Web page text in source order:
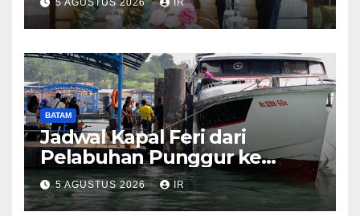
5 AGUSTUS 2026 IR
BATAM
Jadwal Kapal Feri dari
Pelabuhan Punggur ke
Sejumlah Pulau di Kepri
5 AGUSTUS 2026 IR